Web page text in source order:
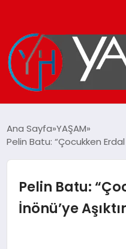
DÜNYA
EKONOMİ
Ana Sayfa YAŞAM
Pelin Batu: “Çocukken Erdal
Pelin Batu:
İnönü’ye